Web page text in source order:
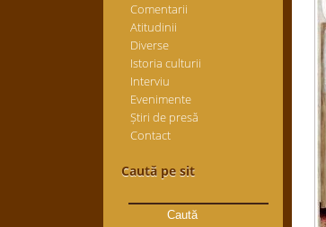
Comentarii
Atitudinii
Diverse
Istoria culturii
Interviu
Evenimente
Știri de presă
Contact
Caută pe sit
după: